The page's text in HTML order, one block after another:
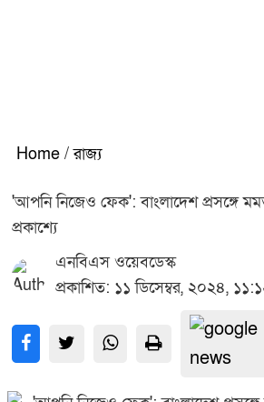
Home / রাজ্য
'আপনি নিজেও ফেক': বাংলাদেশ প্রসঙ্গে
প্রকাশ্যে
এনবিএস ওয়েবডেস্ক
প্রকাশিত: ১১ ডিসেম্বর, ২০২৪,